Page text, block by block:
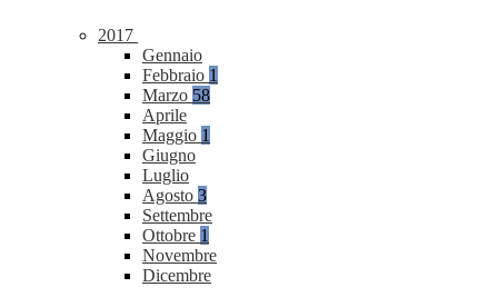
2017
Gennaio
Febbraio 1
Marzo 58
Aprile
Maggio 1
Giugno
Luglio
Agosto 3
Settembre
Ottobre 1
Novembre
Dicembre